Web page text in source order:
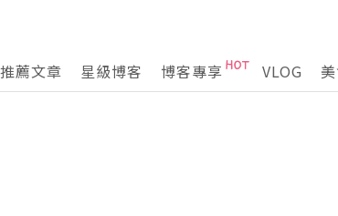
推薦文章 星級博客 博客專享 VLOG